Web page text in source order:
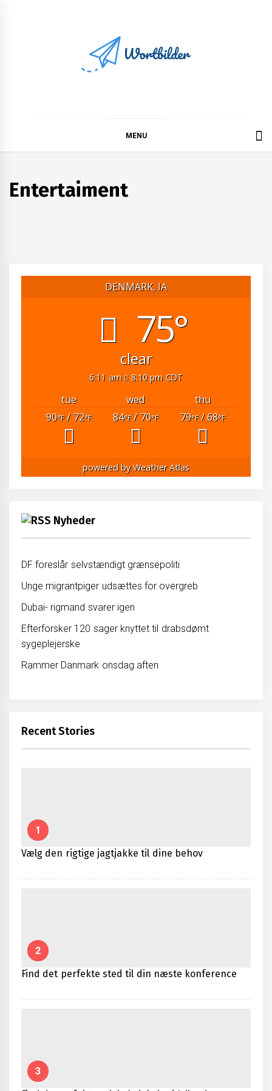
MENU
Entertaiment
DENMARK, IA
75°
clear
6:11 am 8:10 pm CDT
tue wed
thu
90°F/ 72°F 84°F/ 70°F 79°F/ 68°F
powered byWeather Atlas
Nyheder
DF foreslår selvstændigt grænsepoliti
Unge migrantpiger udsættes for overgreb
Dubai- rigmand svarer igen
Efterforsker 120 sager knyttet til drabsdømt
sygeplejerske
Rammer Danmark onsdag aften
Recent Stories
1
Vælg den rigtige jagtjakke til dine behov
2
Find det perfekte sted til din næste konference
3